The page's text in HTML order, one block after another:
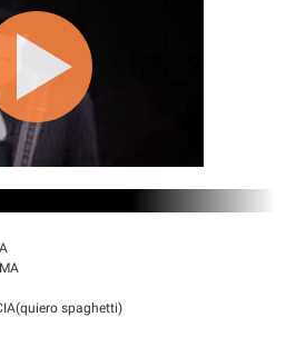
spaghetti)